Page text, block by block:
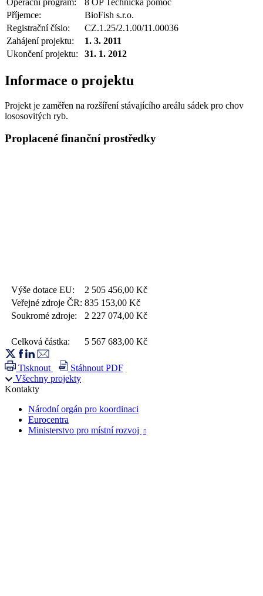
Příjemce:
BioFish s.r.o.
Registrační číslo:
CZ.1.25/2.1.00/11.00036
Zahájení projektu:
1. 3. 2011
Ukončení projektu:
31. 1. 2012
Informace o projektu
Projekt je zaměřen na rozšíření stávajícího areálu sádek pro chov
lososovitých ryb.
Proplacené finanční prostředky
Výše dotace EU: 2 505 456,00 Kč
Veřejné zdroje ČR: 835 153,00 Kč
Soukromé zdroje:
2 227 074,00 Kč
Celková částka: 5 567 683,00 Kč
Tisknout
Stáhnout PDF
Všechny projekty
Kontakty
Národní orgán pro koordinaci
Eurocentra
Ministerstvo pro místní rozvoj
